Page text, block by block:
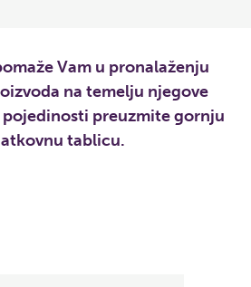
Vam u pronalaženju
na temelju njegove
pojedinosti preuzmite gornju
tablicu.